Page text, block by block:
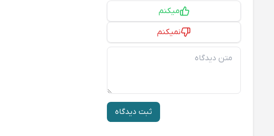
پیشنهاد میکنم
نمیکنم
متن دیدگاه
ثبت دیدگاه